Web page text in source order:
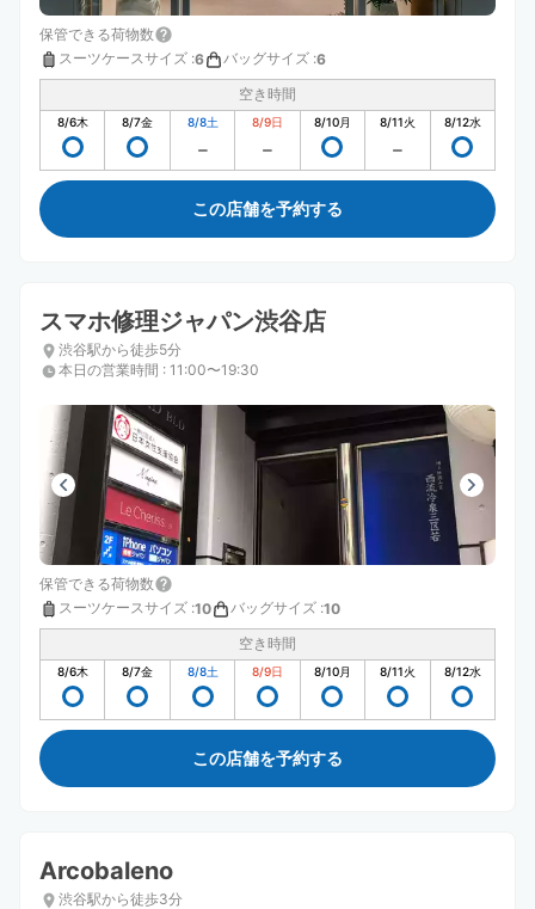
保管できる荷物数
スーツケースサイズ :6 バッグサイズ :6
空き時間
8/6木 8/7金 8/8土 8/9日 8/10月 8/11火 8/12水
この店舗を予約する
スマホ修理ジャパン渋谷店
渋谷駅から徒歩5分
本日の営業時間 : 11:00〜19:30
保管できる荷物数
スーツケースサイズ :10 バッグサイズ :10
空き時間
8/6木 8/7金 8/8土 8/9日 8/10月 8/11火 8/12水
この店舗を予約する
Arcobaleno
渋谷駅から徒歩3分